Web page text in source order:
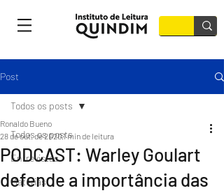
Post
Todos os posts
Entrevistas
Matérias
Todos os posts
PODCAST: Warley Goulart
defende a importância das
Ronaldo Bueno
28 de out. de 20201 min de leitura